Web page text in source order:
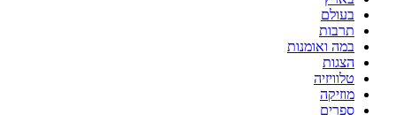
בעולם
תרבות
במה ואומנות
הצגות
טלוויזיה
מוזיקה
ספרים